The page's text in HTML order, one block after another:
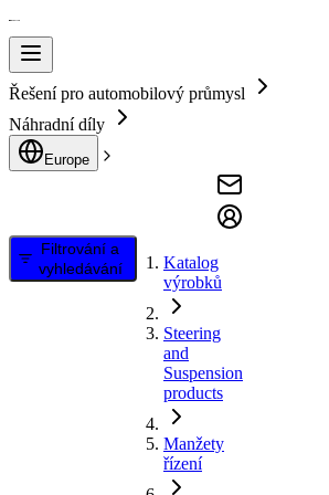
Řešení pro automobilový průmysl
Náhradní díly
Europe
Filtrování a
vyhledávání
Katalog
výrobků
Steering
and
Suspension
products
Manžety
řízení